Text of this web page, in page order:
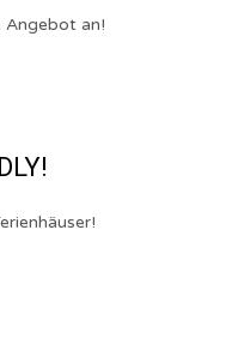
Angebot an!